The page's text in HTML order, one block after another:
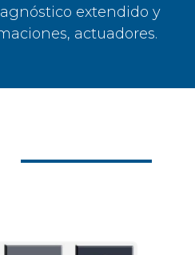
extendido y
actuadores.